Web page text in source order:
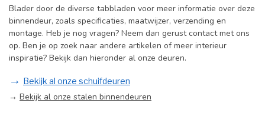
Blader door de diverse tabbladen voor meer informatie over deze
binnendeur, zoals specificaties, maatwijzer, verzending en
montage. Heb je nog vragen? Neem dan gerust contact met ons
op. Ben je op zoek naar andere artikelen of meer interieur
inspiratie? Bekijk dan hieronder al onze deuren.
→ Bekijk al onze schuifdeuren
→ Bekijk al onze stalen binnendeuren